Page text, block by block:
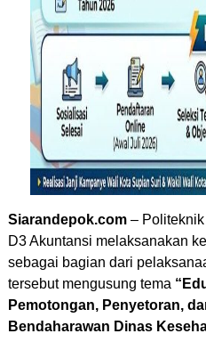
Siarandepok.com –
D3 Akuntansi melaksanakan
sebagai bagian dari
tersebut mengusung tema
Pemotongan, Penyetoran,
Bendaharawan Dinas